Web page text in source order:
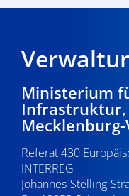
Ministerium
Infrastruktur,
Referat 430
INTERREG
Johannes-Stelling-